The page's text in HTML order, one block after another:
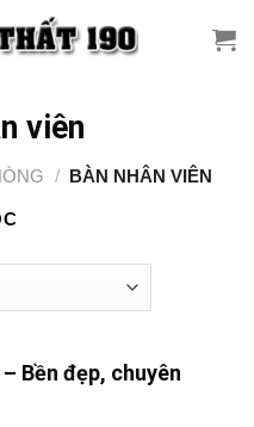
viên
/ BÀN NHÂN VIÊN
Bền đẹp, chuyên